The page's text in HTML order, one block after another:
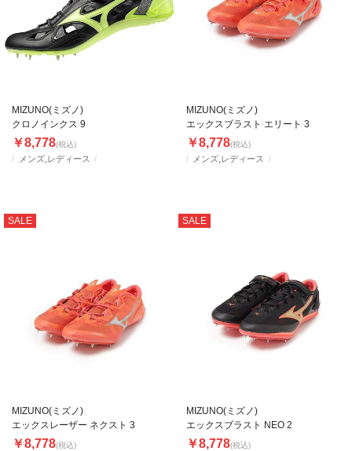
メンズ,レディース
MIZUNO(ミズノ)
クロノインクス 9
￥8,778(税込)
メンズ,レディース
MIZUNO(ミズノ)
エックスブラスト エリート 3
￥8,778(税込)
SALE
MIZUNO(ミズノ)
エックスレーザー ネクスト 3
￥8,778(税込)
SALE
MIZUNO(ミズノ)
エックスブラスト NEO 2
￥8,778(税込)